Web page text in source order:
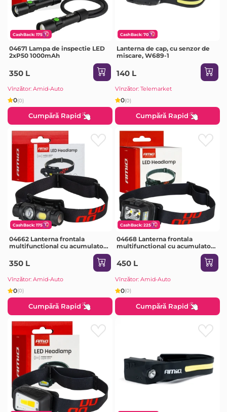
CashBack: 175
04671 Lampa de inspectie LED
2xP50 1000mAh
350 L
Vînzător: Amid-Auto
0(0)
Cumpără Rapid
CashBack: 70
Lanterna de cap, cu senzor de
miscare, W689-1
140 L
Vînzător: Telemarket
0(0)
Cumpără Rapid
CashBack: 175
04662 Lanterna frontala
multifunctional cu acumulator
350 L
Vînzător: Amid-Auto
0(0)
Cumpără Rapid
CashBack: 225
04668 Lanterna frontala
multifunctional cu acumulator
450 L
Vînzător: Amid-Auto
0(0)
Cumpără Rapid